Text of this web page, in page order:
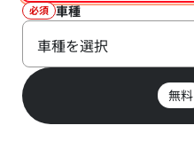
必須 車種
車種を選択
無料